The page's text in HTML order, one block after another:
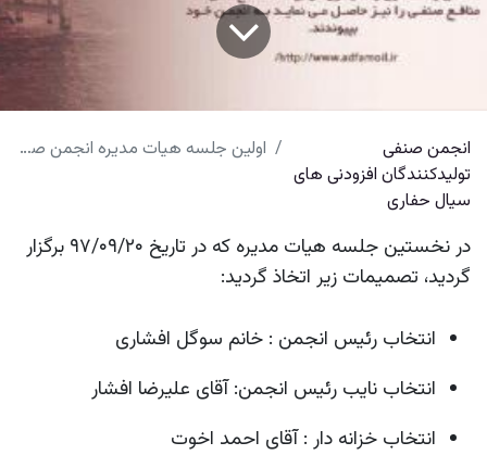
انجمن صنفی
تولیدکنندگان افزودنی های
سیال حفاری
اولین جلسه هیات مدیره انجمن صنفی تولیدکنندگان افزایه های سیال حفاری
در نخستین جلسه هیات مدیره که در تاریخ ۹۷/۰۹/۲۰ برگزار
گردید، تصمیمات زیر اتخاذ گردید:
انتخاب رئیس انجمن : خانم سوگل افشاری
انتخاب نایب رئیس انجمن: آقای علیرضا افشار
انتخاب خزانه دار : آقای احمد اخوت